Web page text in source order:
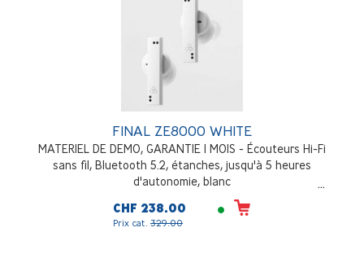
FINAL ZE8000 WHITE
MATERIEL DE DEMO, GARANTIE 1 MOIS - Écouteurs Hi-Fi
sans fil, Bluetooth 5.2, étanches, jusqu'à 5 heures
d'autonomie, blanc
CHF 238.00
Prix cat. 329.00